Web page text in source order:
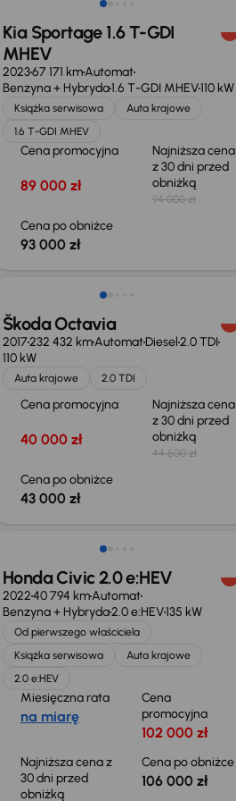
Kia Sportage 1.6 T-GDI
MHEV
202367 171 kmAutomat
Benzyna + Hybryda1.6 T-GDI MHEV110 kW
Książka serwisowa
Auta krajowe
1.6 T-GDI MHEV
Cena promocyjna
89 000 zł
Najniższa cena
z 30 dni przed
obniżką
94 000 zł
Cena po obniżce
93 000 zł
Škoda Octavia
2017232 432 kmAutomatDiesel2.0 TDI
110 kW
Auta krajowe 2.0 TDI
Cena promocyjna
40 000 zł
Najniższa cena
z 30 dni przed
obniżką
44 500 zł
Cena po obniżce
43 000 zł
Honda Civic 2.0 e:HEV
202240 794 kmAutomat
Benzyna + Hybryda2.0 e:HEV135 kW
Od pierwszego właściciela
Książka serwisowa
Auta krajowe
2.0 e:HEV
Miesięczna rata
na miarę
Cena
promocyjna
102 000 zł
Najniższa cena z
30 dni przed
obniżką
Cena po obniżce
106 000 zł